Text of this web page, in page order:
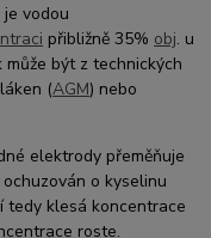
je vodou
přibližně 35% obj. u
být z technických
(AGM) nebo
elektrody přeměňuje
o kyselinu
tedy klesá koncentrace
roste.